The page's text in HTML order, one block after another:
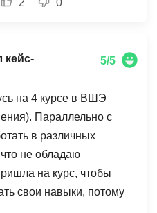
в дальнейшем
продолжать
развиваться в
2 0
5/5
на 4 курсе в ВШЭ
Параллельно с
в различных
не обладаю
на курс, чтобы
свои навыки, потому
чисто гуманитарная